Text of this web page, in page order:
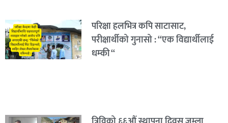
परिक्षा हलभित्र कपि साटासाट,
परीक्षार्थीको गुनासो : “एक विद्यार्थीलाई
धम्की “